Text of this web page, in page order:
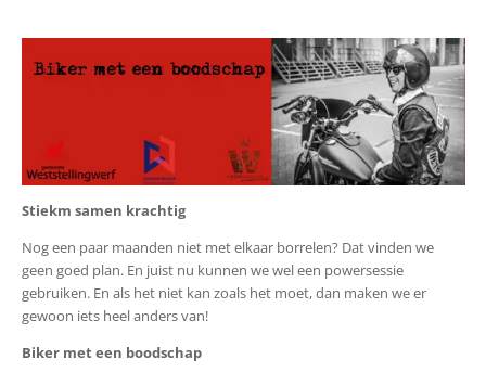
Stiekm samen krachtig
Nog een paar maanden niet met elkaar borrelen? Dat vinden we
geen goed plan. En juist nu kunnen we wel een powersessie
gebruiken. En als het niet kan zoals het moet, dan maken we er
gewoon iets heel anders van!
Biker met een boodschap